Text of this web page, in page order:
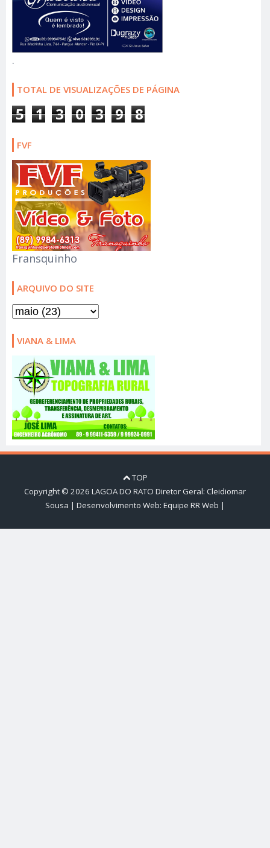
.
TOTAL DE VISUALIZAÇÕES DE PÁGINA
5 1 3 0 3 9 8
FVF
Fransquinho
ARQUIVO DO SITE
VIANA & LIMA
TOP
Copyright © 2026 LAGOA DO RATO Diretor Geral: Cleidiomar
Sousa | Desenvolvimento Web: Equipe RR Web |